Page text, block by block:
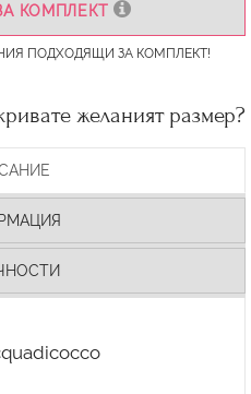
КОМПЛЕКТ
ПОДХОДЯЩИ ЗА КОМПЛЕКТ!
желаният размер?